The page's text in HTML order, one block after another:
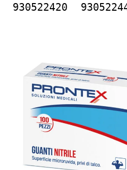
930522420